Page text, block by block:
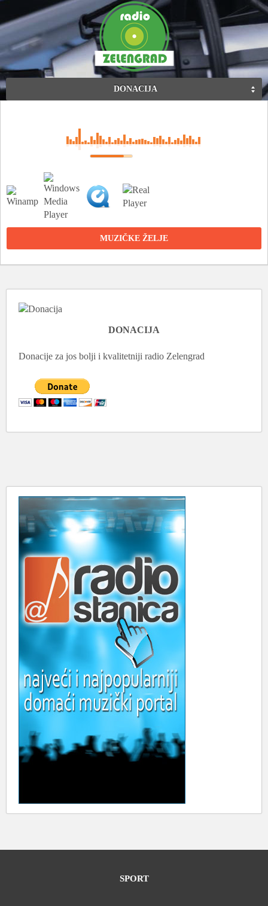
DONACIJA
MUZIČKE ŽELJE
DONACIJA
Donacije za jos bolji i kvalitetniji radio Zelengrad
SPORT